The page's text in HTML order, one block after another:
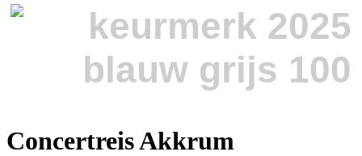
Concertreis Akkrum